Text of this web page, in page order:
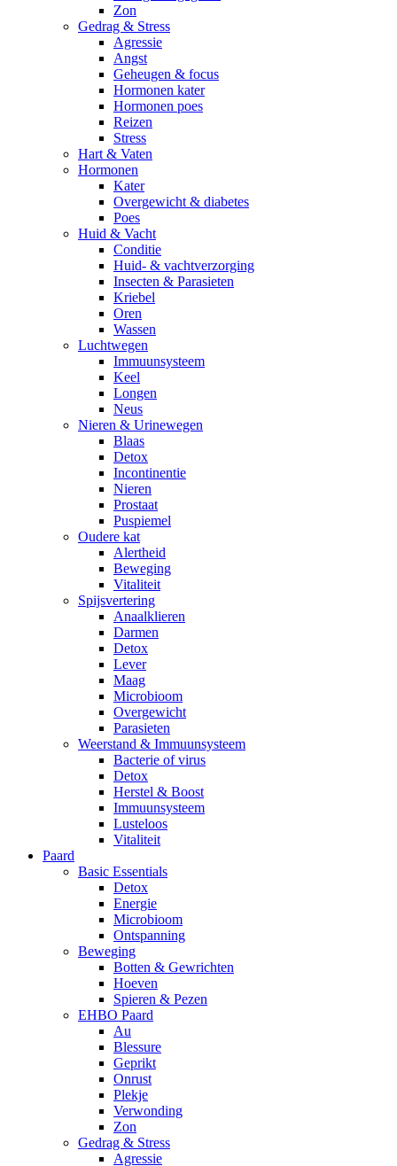
Zon
Gedrag & Stress
Agressie
Angst
Geheugen & focus
Hormonen kater
Hormonen poes
Reizen
Stress
Hart & Vaten
Hormonen
Kater
Overgewicht & diabetes
Poes
Huid & Vacht
Conditie
Huid- & vachtverzorging
Insecten & Parasieten
Kriebel
Oren
Wassen
Luchtwegen
Immuunsysteem
Keel
Longen
Neus
Nieren & Urinewegen
Blaas
Detox
Incontinentie
Nieren
Prostaat
Puspiemel
Oudere kat
Alertheid
Beweging
Vitaliteit
Spijsvertering
Anaalklieren
Darmen
Detox
Lever
Maag
Microbioom
Overgewicht
Parasieten
Weerstand & Immuunsysteem
Bacterie of virus
Detox
Herstel & Boost
Immuunsysteem
Lusteloos
Vitaliteit
Paard
Basic Essentials
Detox
Energie
Microbioom
Ontspanning
Beweging
Botten & Gewrichten
Hoeven
Spieren & Pezen
EHBO Paard
Au
Blessure
Geprikt
Onrust
Plekje
Verwonding
Zon
Gedrag & Stress
Agressie